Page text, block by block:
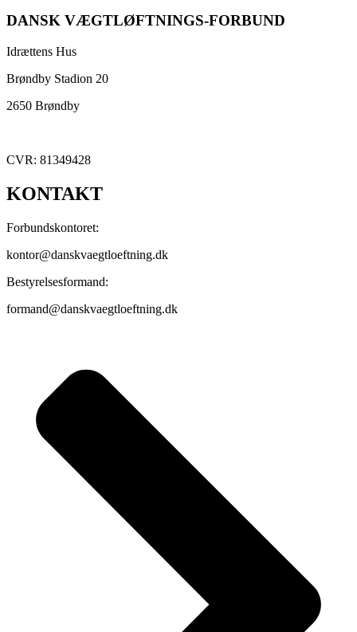
DANSK VÆGTLØFTNINGS-FORBUND
Idrættens Hus
Brøndby Stadion 20
2650 Brøndby
CVR: 81349428
KONTAKT
Forbundskontoret:
kontor@danskvaegtloeftning.dk
Bestyrelsesformand:
formand@danskvaegtloeftning.dk